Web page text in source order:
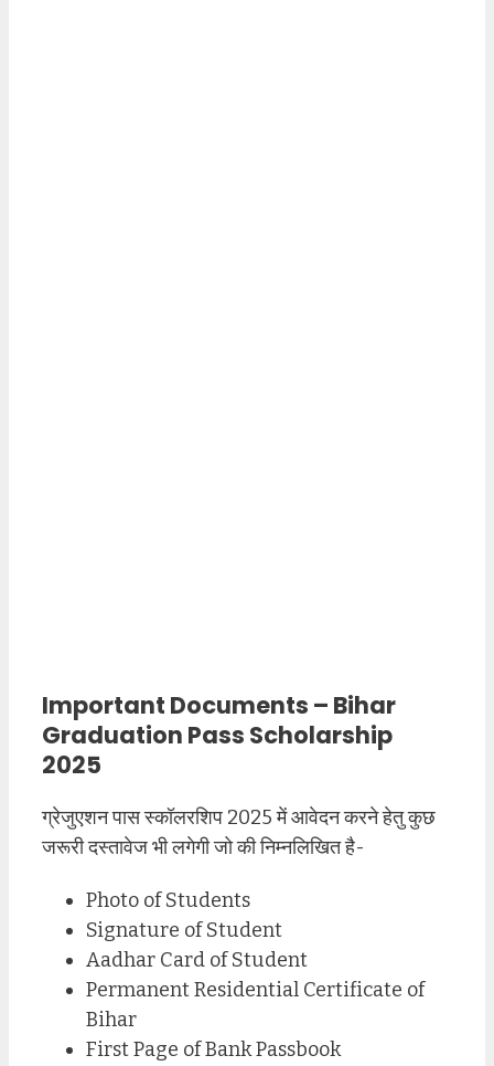
Important Documents – Bihar
Graduation Pass Scholarship
2025
ग्रेजुएशन पास स्कॉलरशिप 2025 में आवेदन करने हेतु कुछ
जरूरी दस्तावेज भी लगेगी जो की निम्नलिखित है-
Photo of Students
Signature of Student
Aadhar Card of Student
Permanent Residential Certificate of
Bihar
First Page of Bank Passbook